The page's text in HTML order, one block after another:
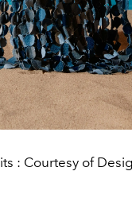
: Courtesy of